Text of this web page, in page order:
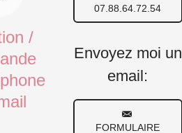
/
07.88.64.72.54
Envoyez moi un
email:
FORMULAIRE